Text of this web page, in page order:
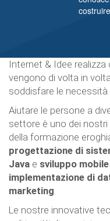
Internet & Idee
vengono di volta in
soddisfare le
Aiutare le persone a
settore è uno dei nostri
della formazione
progettazione di
Java e sviluppo mobile
implementazione di
marketing.
Le nostre innovative